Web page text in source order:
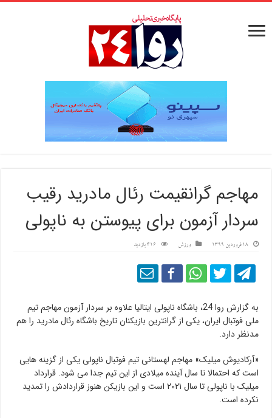
مهاجم گرانقیمت رئال مادرید رقیب
سردار آزمون برای پیوستن به ناپولی
18 فروردین 1399 ورزش 416 بازدید
به گزارش روا 24، باشگاه ناپولی ایتالیا علاوه بر سردار آزمون مهاجم تیم
ملی فوتبال ایران، یکی از گرانترین بازیکنان تاریخ باشگاه رئال مادرید را هم
مدنظر دارد.
«آرکادیوش میلیک» مهاجم لهستانی تیم فوتبال ناپولی یکی از گزینه هایی
است که احتمالا تا سال آینده میلادی از این تیم جدا می شود. قرارداد
میلیک با ناپولی تا سال ۲۰۲۱ است و این بازیکن هنوز قراردادش را تمدید
نکرده است.